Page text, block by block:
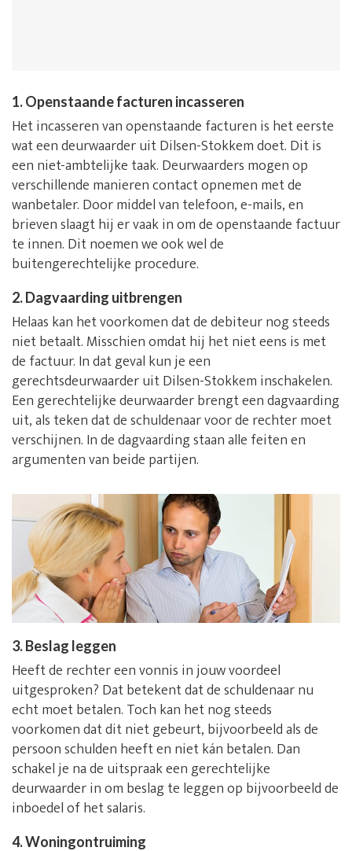
1. Openstaande facturen incasseren
Het incasseren van openstaande facturen is het eerste
wat een deurwaarder uit Dilsen-Stokkem doet. Dit is
een niet-ambtelijke taak. Deurwaarders mogen op
verschillende manieren contact opnemen met de
wanbetaler. Door middel van telefoon, e-mails, en
brieven slaagt hij er vaak in om de openstaande factuur
te innen. Dit noemen we ook wel de
buitengerechtelijke procedure.
2. Dagvaarding uitbrengen
Helaas kan het voorkomen dat de debiteur nog steeds
niet betaalt. Misschien omdat hij het niet eens is met
de factuur. In dat geval kun je een
gerechtsdeurwaarder uit Dilsen-Stokkem inschakelen.
Een gerechtelijke deurwaarder brengt een dagvaarding
uit, als teken dat de schuldenaar voor de rechter moet
verschijnen. In de dagvaarding staan alle feiten en
argumenten van beide partijen.
3. Beslag leggen
Heeft de rechter een vonnis in jouw voordeel
uitgesproken? Dat betekent dat de schuldenaar nu
echt moet betalen. Toch kan het nog steeds
voorkomen dat dit niet gebeurt, bijvoorbeeld als de
persoon schulden heeft en niet kán betalen. Dan
schakel je na de uitspraak een gerechtelijke
deurwaarder in om beslag te leggen op bijvoorbeeld de
inboedel of het salaris.
4. Woningontruiming